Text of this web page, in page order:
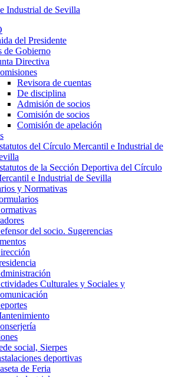
del Presidente
de Gobierno
Directiva
Revisora de cuentas
De disciplina
Admisión de socios
Comisión de socios
Comisión de apelación
del Círculo Mercantil e Industrial de
de la Sección Deportiva del Círculo
e Industrial de Sevilla
y Normativas
del socio. Sugerencias
Culturales y Sociales y
social, Sierpes
deportivas
de Feria